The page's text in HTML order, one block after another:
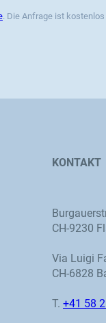
. Die Anfrage ist
KONTAKT
CH-9230
Via Luigi
CH-6828
T. +41 58